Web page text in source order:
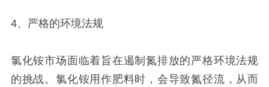
4、严格的环境法规
氯化铵市场面临着旨在遏制氮排放的严格环境法规
的挑战。氯化铵用作肥料时，会导致氮径流，从而